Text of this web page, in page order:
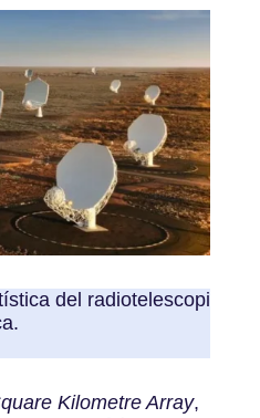
del radiotelescopi
Kilometre Array,